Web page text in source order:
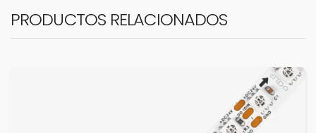
PRODUCTOS RELACIONADOS